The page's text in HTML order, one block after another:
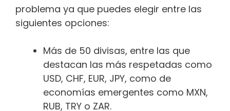
problema ya que puedes elegir entre las
siguientes opciones:
Más de 50 divisas, entre las que
destacan las más respetadas como
USD, CHF, EUR, JPY, como de
economías emergentes como MXN,
RUB, TRY o ZAR.